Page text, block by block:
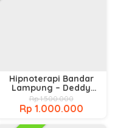
Hipnoterapi Bandar
Lampung – Deddy
Wahyu CH, CHt., CI.
Rp 1.500.000
Rp 1.000.000